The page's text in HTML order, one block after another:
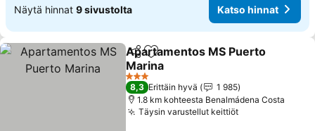
Näytä hinnat 9 sivustolta Katso hinnat
Jaa Lisää suosikkeihin
Apartamentos MS Puerto
Marina
Katso hinnat
3 Tähtiluokitus
8,3 Erittäin hyvä
1 985
1.8 km kohteesta Benalmádena Costa
Täysin varustellut keittiötKatso hinnat